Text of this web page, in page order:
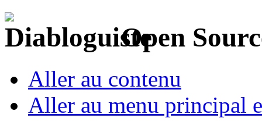
Open
Aller au contenu
Aller au menu principal